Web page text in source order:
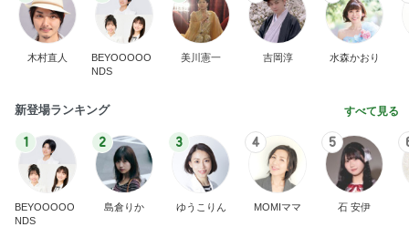
木村直人
BEYOOOOO
NDS
美川憲一 吉岡淳 水森かおり
新登場ランキング すべて見る
1
BEYOOOOO
NDS
2
島倉りか
3
ゆうこりん
4
MOMIママ
5
石 安伊